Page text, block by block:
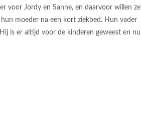
voor Jordy en Sanne, en daarvoor willen ze
moeder na een kort ziekbed. Hun vader
is er altijd voor de kinderen geweest en nu